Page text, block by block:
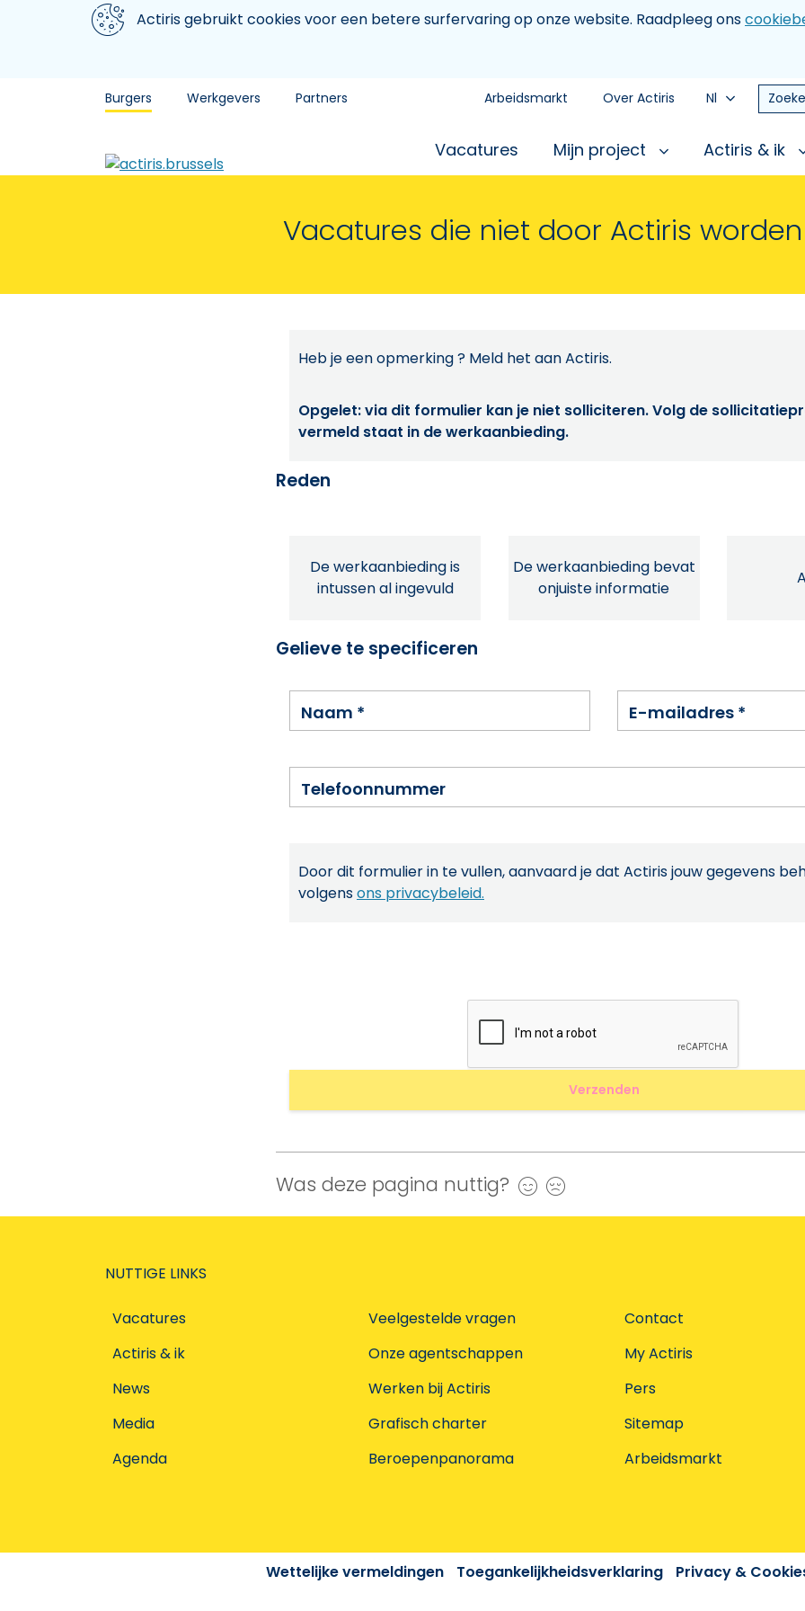
Aller au contenu principal
We gebruiken cookiesActiris gebruikt cookies voor een betere surfervaring op onze website. Raadpleeg ons
Burgers Werkgevers Partners Arbeidsmarkt Over Actiris Nl
Vacatures Mijn project Actiris & ik
Vacatures die niet door Actiris
Heb je een opmerking ? Meld het aan Actiris.
Opgelet: via dit formulier kan je niet solliciteren. Volg de
vermeld staat in de werkaanbieding.
Reden
De werkaanbieding is
intussen al ingevuld
De werkaanbieding bevat
onjuiste informatie
Gelieve te specificeren
Naam * E-mailadres *
Telefoonnummer
Door dit formulier in te vullen, aanvaard je dat Actiris jouw gegevens
volgensons privacybeleid.
Was deze pagina nuttig? Ja
NUTTIGE LINKS
Vacatures
Actiris & ik
News
Media
Agenda
Veelgestelde vragen
Onze agentschappen
Werken bij Actiris
Grafisch charter
Beroepenpanorama
Contact
My Actiris
Pers
Sitemap
Arbeidsmarkt
Wettelijke vermeldingen Toegankelijkheidsverklaring Privacy &